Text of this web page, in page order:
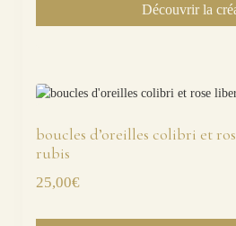
Découvrir la
boucles d’oreilles colibri et
rubis
25,00€